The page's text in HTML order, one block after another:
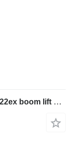
IVECO Daily 35S12 - 22 m multitel mt222ex boom lift bucket truck zwyżk